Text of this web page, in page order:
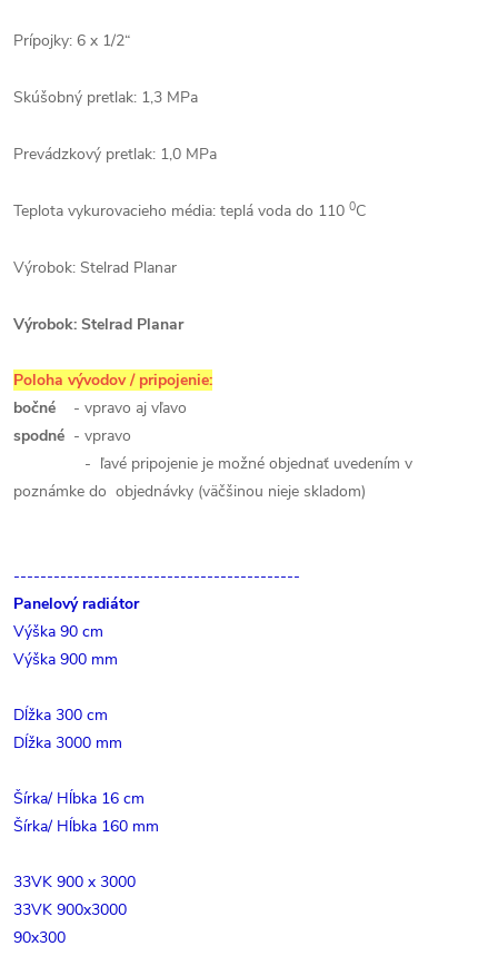
Prípojky: 6 x 1/2“
Skúšobný pretlak: 1,3 MPa
Prevádzkový pretlak: 1,0 MPa
Teplota vykurovacieho média: teplá voda do 110 0C
Výrobok: Stelrad Planar
Výrobok: Stelrad Planar
Poloha vývodov / pripojenie:
bočné - vpravo aj vľavo
spodné - vpravo
- ľavé pripojenie je možné objednať uvedením v
poznámke do objednávky (väčšinou nieje skladom)
-------------------------------------------
Panelový radiátor
Výška 90 cm
Výška 900 mm
Dĺžka 300 cm
Dĺžka 3000 mm
Šírka/ Hĺbka 16 cm
Šírka/ Hĺbka 160 mm
33VK 900 x 3000
33VK 900x3000
90x300